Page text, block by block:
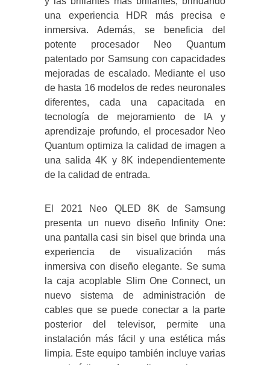
una experiencia HDR más precisa e
inmersiva. Además, se beneficia del
potente procesador Neo Quantum
patentado por Samsung con capacidades
mejoradas de escalado. Mediante el uso
de hasta 16 modelos de redes neuronales
diferentes, cada una capacitada en
tecnología de mejoramiento de IA y
aprendizaje profundo, el procesador Neo
Quantum optimiza la calidad de imagen a
una salida 4K y 8K independientemente
de la calidad de entrada.
El 2021 Neo QLED 8K de Samsung
presenta un nuevo diseño Infinity One:
una pantalla casi sin bisel que brinda una
experiencia de visualización más
inmersiva con diseño elegante. Se suma
la caja acoplable Slim One Connect, un
nuevo sistema de administración de
cables que se puede conectar a la parte
posterior del televisor, permite una
instalación más fácil y una estética más
limpia. Este equipo también incluye varias